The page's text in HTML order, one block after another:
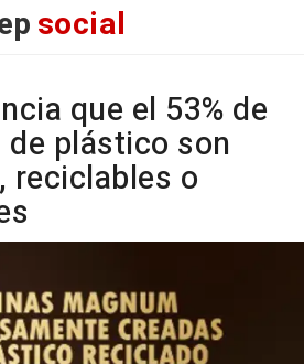
social
que el 53% de
plástico son
reciclables o